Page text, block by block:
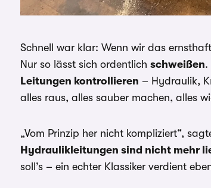
Schnell war klar: Wenn wir das
Nur so lässt sich ordentlich schweißen.
Leitungen kontrollieren – Hydraulik,
alles raus, alles sauber machen, alles
„Vom Prinzip her nicht kompliziert“,
Hydraulikleitungen sind nicht mehr
soll’s – ein echter Klassiker verdient